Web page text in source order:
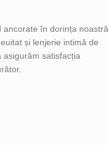
ancorate în dorința noastră
și lenjerie intimă de
satisfacția